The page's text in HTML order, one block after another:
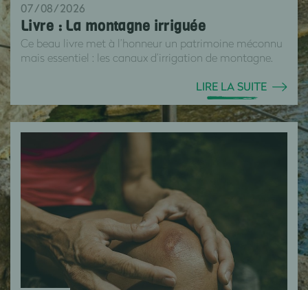
07/08/2026
Livre : La montagne irriguée
Ce beau livre met à l’honneur un patrimoine méconnu
mais essentiel : les canaux d’irrigation de montagne.
LIRE LA SUITE